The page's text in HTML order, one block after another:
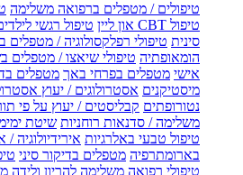
טיפולים / מטפלים ברפואה משלימה
טיפול CBT און ליין
טיפול רגשי
סינית טיפולי רפלקסולוגיה / מטפלים
הומאופתיה טיפולי שיאצו / מטפלים
אישי מטפלים בפרחי באך מטפלים
מיסטיקנים אסטרולוגים / יעוץ
נטורופתים קבליסטים / יעוץ על פי
משלימה / סדנאות רוחניות שיטת
טיפול טבעי באלרגיות אירידיולוגיה /
בארומתרפיה מטפלים בדיקור סיני
טיפולי רפואה משלימה להריון ולידה